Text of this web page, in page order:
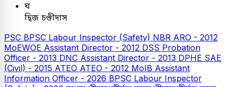
ঘ
দ্বিজ চণ্ডীদাস
PSC BPSC Labour Inspector (Safety) NBR ARO - 2012
MoEWOE Assistant Director - 2012 DSS Probation
Officer - 2013 DNC Assistant Director - 2013 DPHE SAE
(Civil) - 2015 ATEO ATEO - 2012 MoIB Assistant
Information Officer - 2026 BPSC Labour Inspector